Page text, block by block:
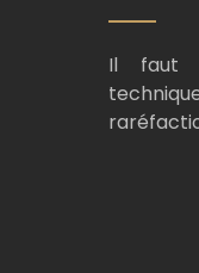
Il faut